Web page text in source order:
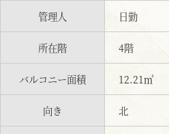
管理人 日勤
所在階 4階
バルコニー面積 12.21㎡
向き 北